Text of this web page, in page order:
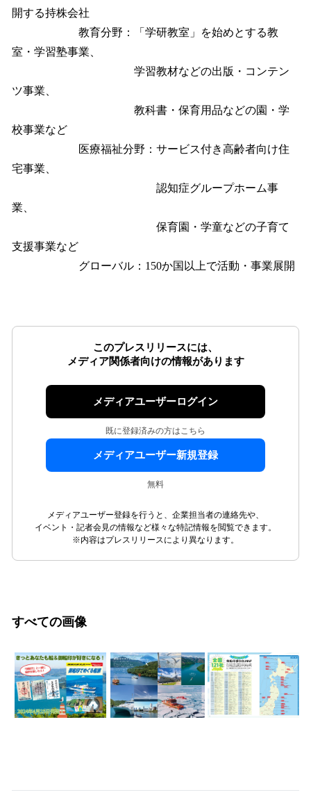
開する持株会社
教育分野：「学研教室」を始めとする教
室・学習塾事業、
学習教材などの出版・コンテン
ツ事業、
教科書・保育用品などの園・学
校事業など
医療福祉分野：サービス付き高齢者向け住
宅事業、
認知症グループホーム事
業、
保育園・学童などの子育て
支援事業など
グローバル：150か国以上で活動・事業展開
このプレスリリースには、
メディア関係者向けの情報があります
メディアユーザーログイン
既に登録済みの方はこちら
メディアユーザー新規登録
無料
メディアユーザー登録を行うと、企業担当者の連絡先や、
イベント・記者会見の情報など様々な特記情報を閲覧できます。
※内容はプレスリリースにより異なります。
すべての画像